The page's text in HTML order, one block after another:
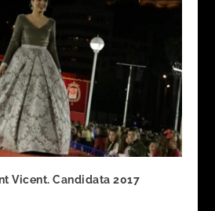
Vicent. Candidata 2017